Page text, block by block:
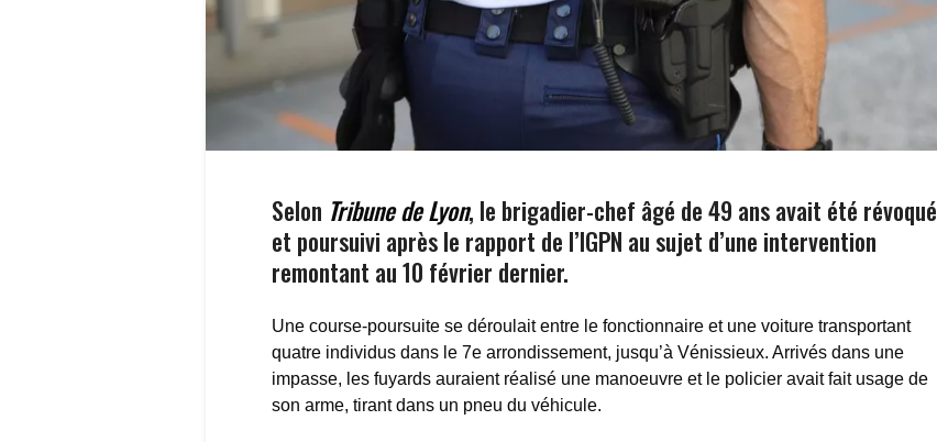
Selon Tribune de Lyon, le brigadier-chef âgé de 49 ans avait été révoqué
et poursuivi après le rapport de l’IGPN au sujet d’une intervention
remontant au 10 février dernier.
Une course-poursuite se déroulait entre le fonctionnaire et une voiture transportant
quatre individus dans le 7e arrondissement, jusqu’à Vénissieux. Arrivés dans une
impasse, les fuyards auraient réalisé une manoeuvre et le policier avait fait usage de
son arme, tirant dans un pneu du véhicule.